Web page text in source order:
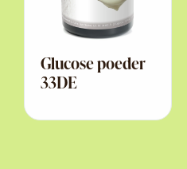
Glucose poeder
33DE